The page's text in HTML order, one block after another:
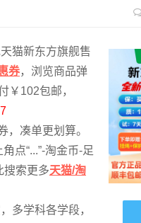
猫新东方旗舰售
券，浏览商品弹
￥102包邮，
，凑单更划算。
点“...”-淘金币-足
搜索更多天猫/淘
多学科各学段，